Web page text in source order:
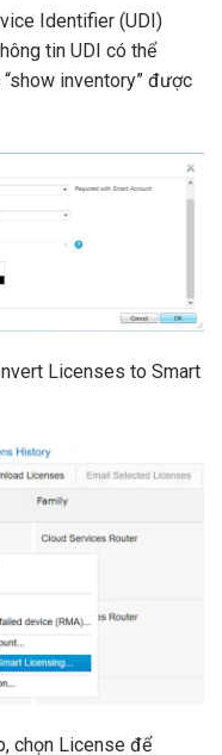
Identifier (UDI)
tin UDI có thể
inventory” được
Licenses to Smart
chọn License để